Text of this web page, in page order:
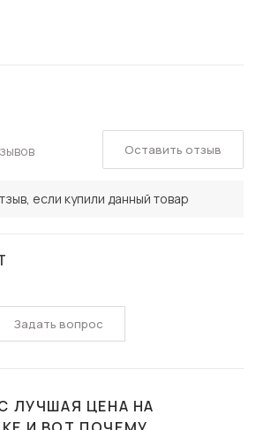
если купили данный товар
Оставить отзыв
Задать вопрос
ЛУЧШАЯ ЦЕНА НА